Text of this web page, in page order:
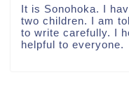
It is Sonohoka. I
two children. I am
to write carefully. I
helpful to everyone.